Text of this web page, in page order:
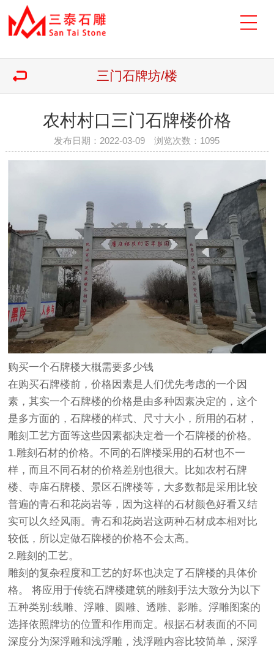
三门石牌坊/楼
农村村口三门石牌楼价格
发布日期：2022-03-09 浏览次数： 1095
购买一个石牌楼大概需要多少钱
在购买石牌楼前，价格因素是人们优先考虑的一个因
素，其实一个石牌楼的价格是由多种因素决定的，这个
是多方面的，石牌楼的样式、尺寸大小，所用的石材，
雕刻工艺方面等这些因素都决定着一个石牌楼的价格。
1.雕刻石材的价格。不同的石牌楼采用的石材也不一
样，而且不同石材的价格差别也很大。比如农村石牌
楼、寺庙石牌楼、景区石牌楼等，大多数都是采用比较
普遍的青石和花岗岩等，因为这样的石材颜色好看又结
实可以久经风雨。青石和花岗岩这两种石材成本相对比
较低，所以定做石牌楼的价格不会太高。
2.雕刻的工艺。
雕刻的复杂程度和工艺的好坏也决定了石牌楼的具体价
格。 将应用于传统石牌楼建筑的雕刻手法大致分为以下
五种类别:线雕、浮雕、圆雕、透雕、影雕。浮雕图案的
选择依照牌坊的位置和作用而定。根据石材表面的不同
深度分为深浮雕和浅浮雕，浅浮雕内容比较简单，深浮